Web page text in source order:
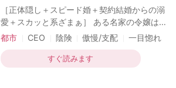
令嬢が醜態を晒すのを期待していた。だが、
彼女は左手で千億の価値があるデザインを生
み出し、右手では航空局から指導者として招
かれる。各界の大物がこぞって彼女
［正体隠し＋スピード婚＋契約結婚からの溺
愛＋スカッと系ざまぁ］ ある名家の令嬢は、
20年間も田舎に置き去りにされて育った。都
浮気現場を目撃してしまう。自暴自棄になっ
た彼女は、勢いで婚約者の叔父のベッドへも
都市 CEO 陰険 傲慢/支配
一目惚れ
契約結婚
すぐ読みます